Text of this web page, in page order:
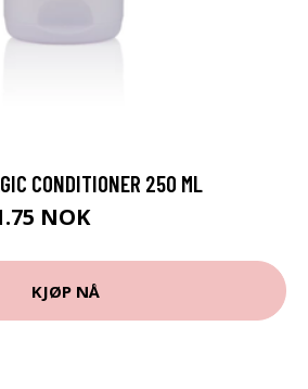
CONDITIONER 250 ML
NOK
KJØP NÅ